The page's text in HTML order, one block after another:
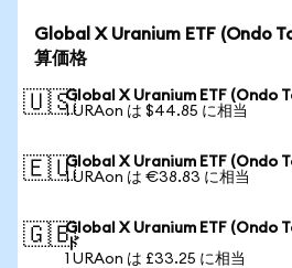
Global X Uranium ETF (Ondo
算価格
🇺🇸Global X Uranium ETF (Ondo
1 URAon は $44.85 に相当
🇪🇺Global X Uranium ETF (Ondo
1 URAon は €38.83 に相当
🇬🇧Global X Uranium ETF (Ondo
ド
1 URAon は £33.25 に相当